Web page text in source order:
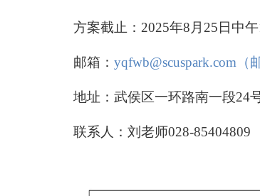
方案截止：2025年8月25日 中
邮箱： yqfwb@scuspark.com
地址：武侯区一环路南一段24
联系人：刘老师028-85404809